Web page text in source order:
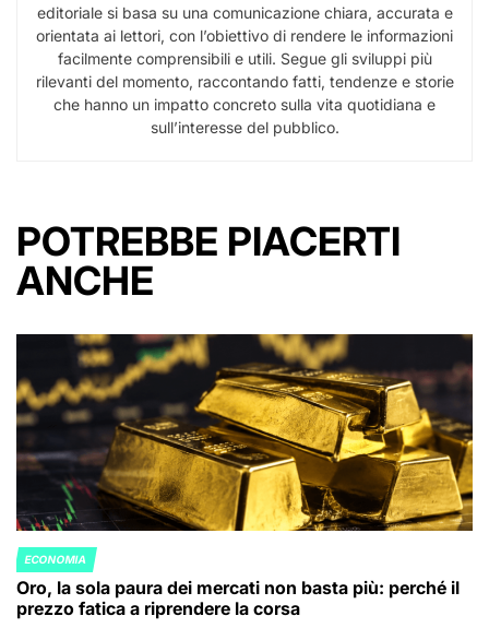
editoriale si basa su una comunicazione chiara, accurata e
orientata ai lettori, con l’obiettivo di rendere le informazioni
facilmente comprensibili e utili. Segue gli sviluppi più
rilevanti del momento, raccontando fatti, tendenze e storie
che hanno un impatto concreto sulla vita quotidiana e
sull’interesse del pubblico.
POTREBBE PIACERTI
ANCHE
POSTED
IN
ECONOMIA
Oro, la sola paura dei mercati non basta più: perché il
prezzo fatica a riprendere la corsa